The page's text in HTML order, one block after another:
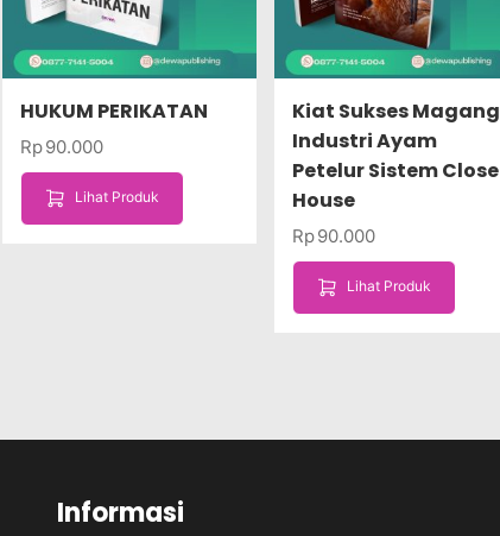
HUKUM PERIKATAN
Rp90.000
Lihat Produk
Kiat Sukses Magang
Industri Ayam
Petelur Sistem Close
House
Rp90.000
Lihat Produk
Informasi